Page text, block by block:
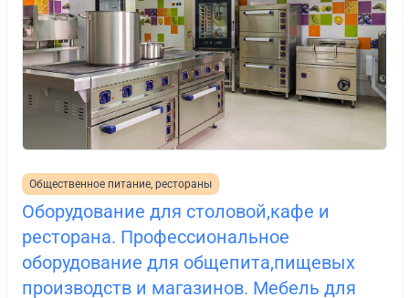
Общественное питание, рестораны
Оборудование для столовой,кафе и
ресторана. Профессиональное
оборудование для общепита,пищевых
производств и магазинов. Мебель для